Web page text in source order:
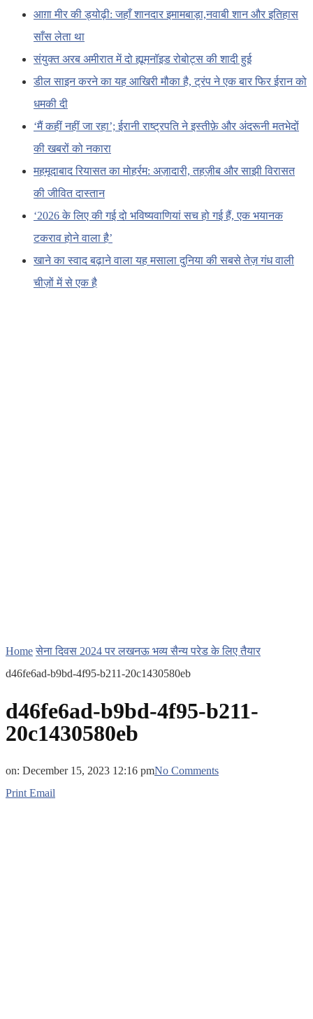
आग़ा मीर की ड्योढ़ी: जहाँ शानदार इमामबाड़ा,नवाबी शान और इतिहास
साँस लेता था
संयुक्त अरब अमीरात में दो ह्यूमनॉइड रोबोट्स की शादी हुई
डील साइन करने का यह आखिरी मौका है, ट्रंप ने एक बार फिर ईरान को
धमकी दी
‘मैं कहीं नहीं जा रहा’; ईरानी राष्ट्रपति ने इस्तीफ़े और अंदरूनी मतभेदों
की खबरों को नकारा
महमूदाबाद रियासत का मोहर्रम: अज़ादारी, तहज़ीब और साझी विरासत
की जीवित दास्तान
‘2026 के लिए की गई दो भविष्यवाणियां सच हो गई हैं, एक भयानक
टकराव होने वाला है’
खाने का स्वाद बढ़ाने वाला यह मसाला दुनिया की सबसे तेज़ गंध वाली
चीज़ों में से एक है
Home सेना दिवस 2024 पर लखनऊ भव्य सैन्य परेड के लिए तैयार
d46fe6ad-b9bd-4f95-b211-20c1430580eb
d46fe6ad-b9bd-4f95-b211-
20c1430580eb
on: December 15, 2023 12:16 pmNo Comments
Print Email